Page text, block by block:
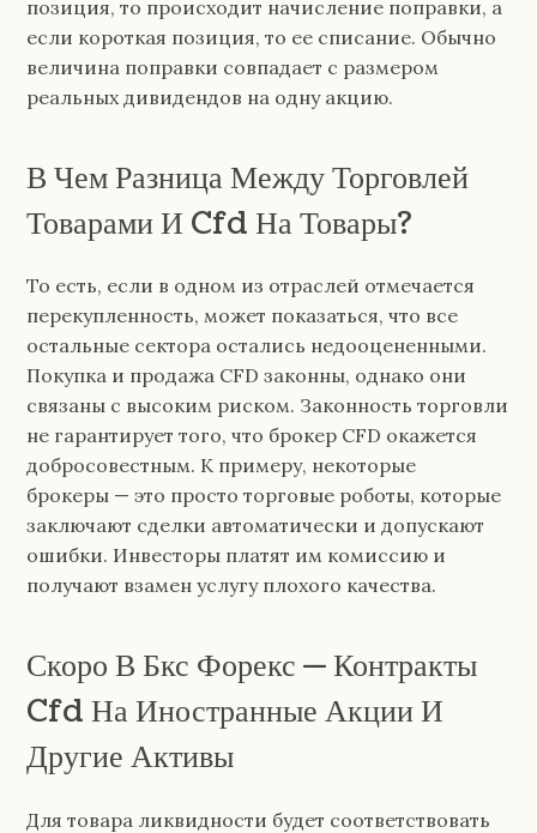
позиция, то происходит начисление поправки, а
если короткая позиция, то ее списание. Обычно
величина поправки совпадает с размером
реальных дивидендов на одну акцию.
В Чем Разница Между Торговлей
Товарами И Cfd На Товары?
То есть, если в одном из отраслей отмечается
перекупленность, может показаться, что все
остальные сектора остались недооцененными.
Покупка и продажа CFD законны, однако они
связаны с высоким риском. Законность торговли
не гарантирует того, что брокер CFD окажется
добросовестным. К примеру, некоторые
брокеры — это просто торговые роботы, которые
заключают сделки автоматически и допускают
ошибки. Инвесторы платят им комиссию и
получают взамен услугу плохого качества.
Скоро В Бкс Форекс — Контракты
Cfd На Иностранные Акции И
Другие Активы
Для товара ликвидности будет соответствовать